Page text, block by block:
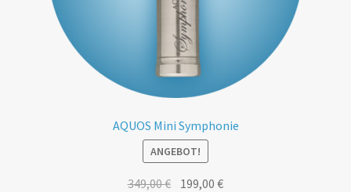
AQUOS Mini Symphonie
ANGEBOT!
349,00€ 199,00€